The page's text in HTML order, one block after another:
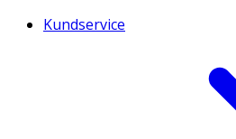
Kundservice